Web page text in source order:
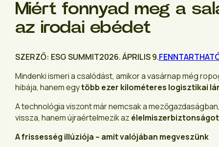
Miért fonnyad meg a
az irodai ebédet
SZERZŐ: ESG SUMMIT2026. ÁPRILIS 9.
Mindenki ismeri a csalódást, amikor a vasárnap még
hibája, hanem egytöbb ezer kilométeres logisztikai
A technológia viszont már nemcsak a
vissza, hanem újraértelmezik az
A frissesség illúziója – amit valójában megveszünk